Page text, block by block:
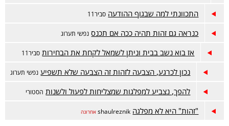
התכוונתי למה שבגוף ההודעה סביר11
כנראה גם זהות תהיה ככה אם תכנס נפשי תערוג
אז בוא נשב בבית וניתן לשמאל לקחת את הבחירות סביר11
נכון לכרגע, הצבעה לזהות זה הצבעה שלא תשפיע נפשי תערוג
להפך, נצביע למפלגות שמצליחות לפעול ולשנות הסטורי
"זהות" היא לא מפלגה shaulreznik אחרונה